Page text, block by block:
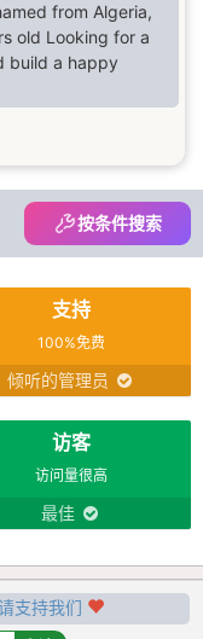
from Algeria,
old Looking for a
build a happy
按条件搜索
支持
100%免费
倾听的管理员
访客
访问量很高
最佳
支持我们